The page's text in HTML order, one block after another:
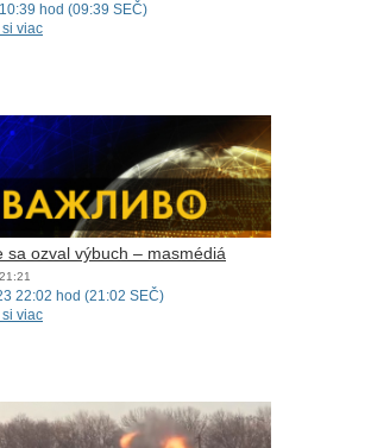
hod (09:39 SEČ)
si viac
sa ozval výbuch – masmédiá
21:21
22:02 hod (21:02 SEČ)
si viac